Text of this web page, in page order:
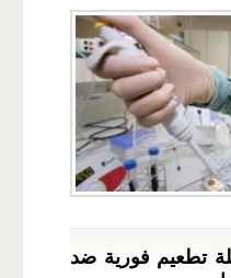
تطعيم فورية ضد